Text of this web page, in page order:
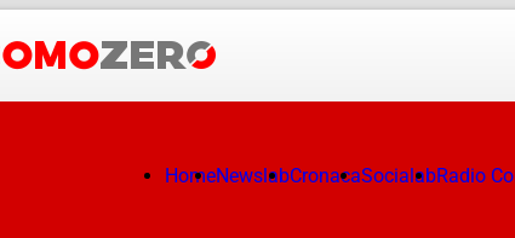
HomeNewslabCronacaSocialabRadio